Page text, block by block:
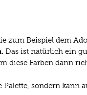
zum Beispiel dem
Das ist natürlich ein
diese Farben dann
sondern kann